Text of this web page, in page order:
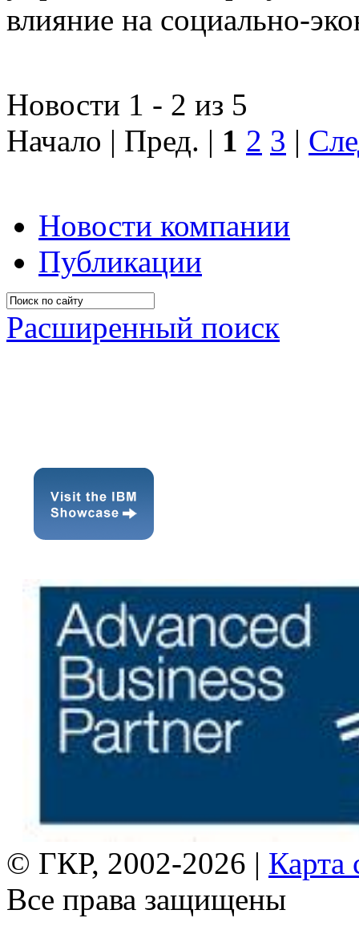
влияние на социально-
Новости 1 - 2 из 5
Начало | Пред. | 1 2 3 |
Новости компании
Публикации
Расширенный поиск
© ГКР, 2002-2026 | Карта
Все права защищены